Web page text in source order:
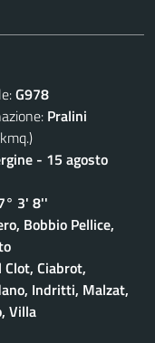
G978
Pralini
- 15 agosto
3' 8''
Bobbio Pellice,
Clot, Ciabrot,
Indritti, Malzat,
Villa